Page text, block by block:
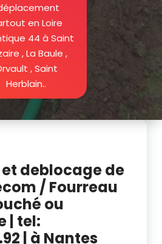
en Loire
44 à Saint
, La Baule ,
, Saint
Herblain..
deblocage de
/ Fourreau
ou
| tel:
| à Nantes